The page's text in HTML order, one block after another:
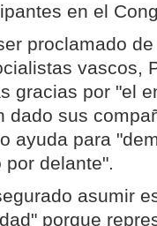
en el
proclamado
vascos,
gracias por "el
dado sus
ayuda para
por delante".
asumir
porque